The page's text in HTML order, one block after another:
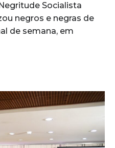
Socialista
negros e negras de
de semana, em